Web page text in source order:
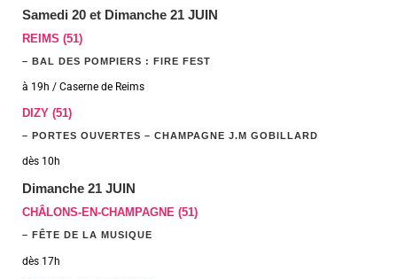
Samedi 20 et Dimanche 21 JUIN
REIMS (51)
– BAL DES POMPIERS : FIRE FEST
à 19h / Caserne de Reims
DIZY (51)
– PORTES OUVERTES – CHAMPAGNE J.M GOBILLARD
dès 10h
Dimanche 21 JUIN
CHÂLONS-EN-CHAMPAGNE (51)
– FÊTE DE LA MUSIQUE
dès 17h